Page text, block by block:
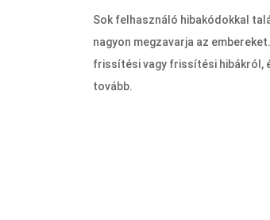
Sok felhasználó hibakódokkal
nagyon megzavarja az
frissítési vagy frissítési hibákról,
tovább.